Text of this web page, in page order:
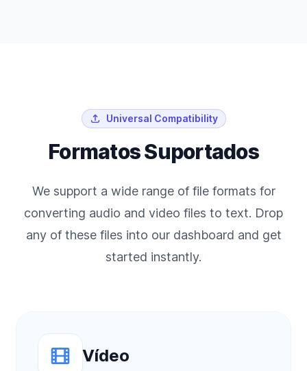
Universal Compatibility
Formatos Suportados
We support a wide range of file formats for
converting audio and video files to text. Drop
any of these files into our dashboard and get
started instantly.
Vídeo